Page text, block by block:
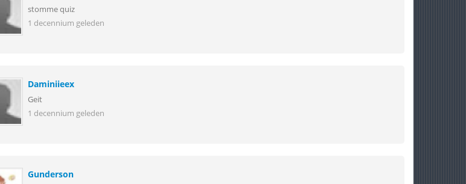
stomme quiz
1 decennium geleden
Daminiieex
Geit
1 decennium geleden
Gunderson